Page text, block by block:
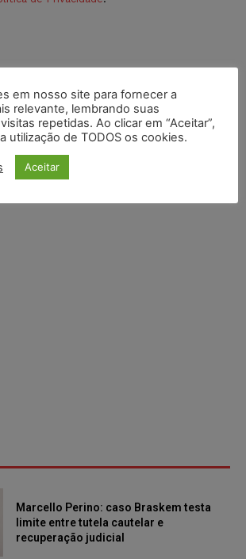
Marcello Perino: caso Braskem testa
limite entre tutela cautelar e
recuperação judicial
em nosso site para fornecer a
relevante, lembrando suas
repetidas. Ao clicar em “Aceitar”,
utilização de TODOS os cookies.
Aceitar